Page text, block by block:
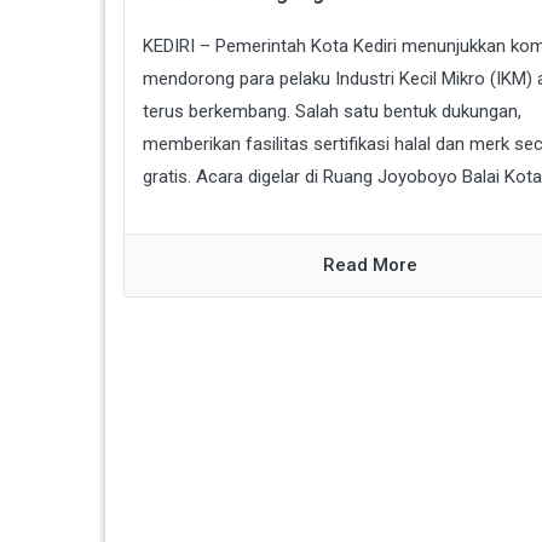
KEDIRI – Pemerintah Kota Kediri menunjukkan
mendorong para pelaku Industri Kecil Mikro (IKM)
terus berkembang. Salah satu bentuk dukungan,
memberikan fasilitas sertifikasi halal dan merk
gratis. Acara digelar di Ruang Joyoboyo Balai
Read More